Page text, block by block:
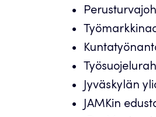
Jyväskylän
JAMKin